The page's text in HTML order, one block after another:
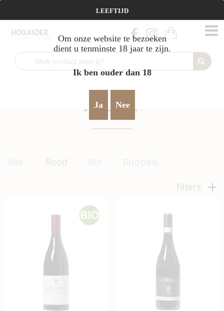
Vanaf €95 gratis verzending!
vol & rijp
VOL & RIJP
Rood
Filters
LEEFTIJD
Om onze website te bezoeken
dient u tenminste 18 jaar te zijn.
Ik ben ouder dan 18
Ja Nee